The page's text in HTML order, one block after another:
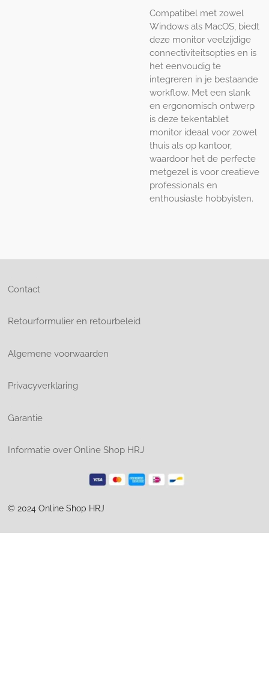
Compatibel met zowel
Windows als MacOS, biedt
deze monitor veelzijdige
connectiviteitsopties en is
het eenvoudig te
integreren in je bestaande
workflow. Met een slank
en ergonomisch ontwerp
is deze tekentablet
monitor ideaal voor zowel
thuis als op kantoor,
waardoor het de perfecte
metgezel is voor creatieve
professionals en
enthousiaste hobbyisten.
Contact
Retourformulier en retourbeleid
Algemene voorwaarden
Privacyverklaring
Garantie
Informatie over Online Shop HRJ
© 2024 Online Shop HRJ